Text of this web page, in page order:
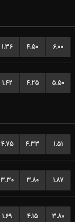
۱.۳۶ ۴.۵۰ ۶.۰۰
۱.۴۲ ۴.۲۵ ۵.۵۰
۴.۷۵ ۴.۳۳ ۱.۵۱
۳.۳۰ ۳.۸۰ ۱.۸۷
۱.۶۹ ۴.۱۵ ۳.۸۰